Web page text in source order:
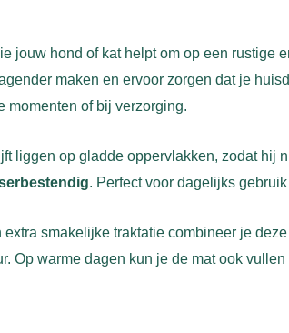
jouw hond of kat helpt om op een rustige
maken en ervoor zorgen dat je
momenten of bij verzorging.
liggen op gladde oppervlakken, zodat hij
. Perfect voor dagelijks
smakelijke traktatie combineer je
Op warme dagen kun je de mat ook